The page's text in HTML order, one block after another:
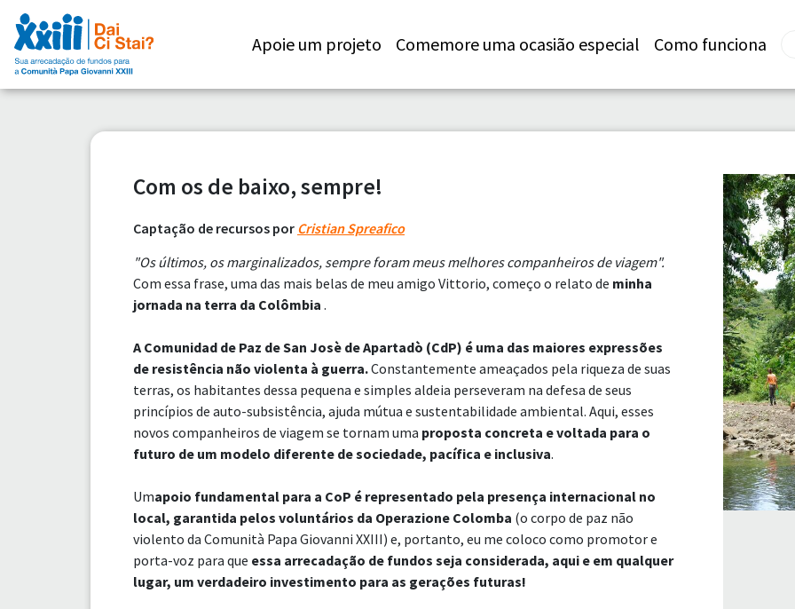
Apoie um projeto Comemore uma ocasião especial Como funciona
Com os de baixo, sempre!
Captação de recursos por Cristian Spreafico
"Os últimos, os marginalizados, sempre foram meus melhores companheiros de viagem".
Com essa frase, uma das mais belas de meu amigo Vittorio, começo o relato de minha
jornada na terra da Colômbia .
A Comunidad de Paz de San Josè de Apartadò (CdP) é uma das maiores expressões
de resistência não violenta à guerra.Constantemente ameaçados pela riqueza de suas
terras, os habitantes dessa pequena e simples aldeia perseveram na defesa de seus
princípios de auto-subsistência, ajuda mútua e sustentabilidade ambiental. Aqui, esses
novos companheiros de viagem se tornam uma proposta concreta e voltada para o
futuro de um modelo diferente de sociedade, pacífica e inclusiva.
Umapoio fundamental para a CoP é representado pela presença internacional no
local, garantida pelos voluntários da Operazione Colomba (o corpo de paz não
violento da Comunità Papa Giovanni XXIII) e, portanto, eu me coloco como promotor e
porta-voz para que essa arrecadação de fundos seja considerada, aqui e em qualquer
lugar, um verdadeiro investimento para as gerações futuras!